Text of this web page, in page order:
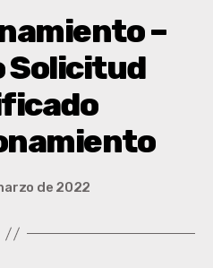
–
Solicitud
de 2022